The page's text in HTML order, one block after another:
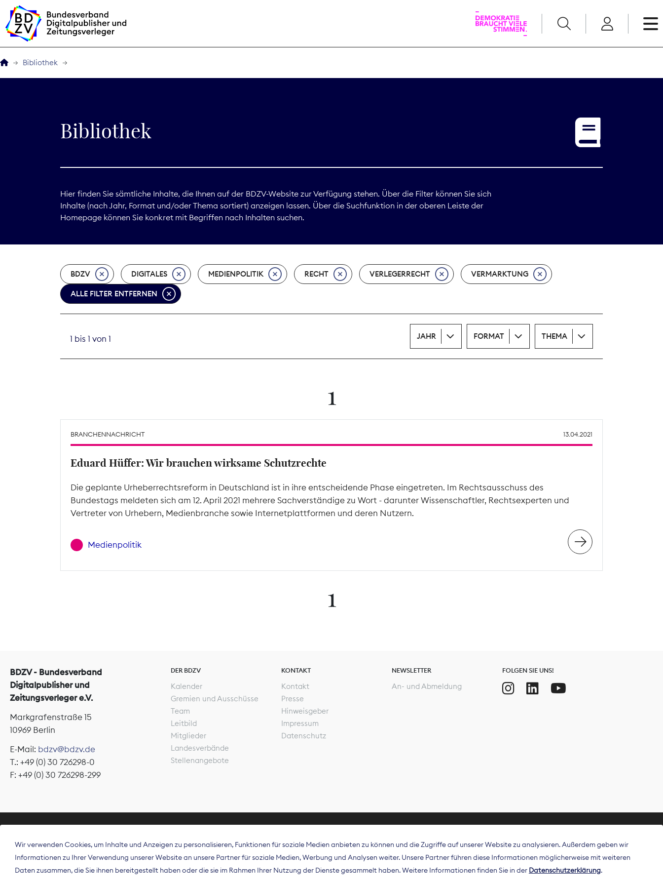
BDZVplus GmbH
Service
Print
Bibliothek
Bibliothek
Hier finden Sie sämtliche Inhalte, die Ihnen auf der BDZV-Website zur Verfügung stehen. Über die Filter können Sie sich
Inhalte (nach Jahr, Format und/oder Thema sortiert) anzeigen lassen. Über die Suchfunktion in der oberen Leiste der
Homepage können Sie konkret mit Begriffen nach Inhalten suchen.
BDZV DIGITALES MEDIENPOLITIK RECHT VERLEGERRECHT VERMARKTUNG
ALLE FILTER ENTFERNEN
1 bis 1 von 1 JAHR FORMAT THEMA
1
BRANCHENNACHRICHT 13.04.2021
Eduard Hüffer: Wir brauchen wirksame Schutzrechte
Die geplante Urheberrechtsreform in Deutschland ist in ihre entscheidende Phase eingetreten. Im Rechtsausschuss des
Bundestags meldeten sich am 12. April 2021 mehrere Sachverständige zu Wort - darunter Wissenschaftler, Rechtsexperten und
Vertreter von Urhebern, Medienbranche sowie Internetplattformen und deren Nutzern.
Medienpolitik
1
BDZV - Bundesverband
Digitalpublisher und
Zeitungsverleger e.V.
Markgrafenstraße 15
10969 Berlin
E-Mail: bdzv@bdzv.de
T.: +49 (0) 30 726298-0
F: +49 (0) 30 726298-299
DER BDZV
Kalender
Gremien und Ausschüsse
Team
Leitbild
Mitglieder
Landesverbände
Stellenangebote
KONTAKT
Kontakt
Presse
Hinweisgeber
Impressum
Datenschutz
NEWSLETTER
An- und Abmeldung
FOLGEN SIE UNS!
Der Bundesverband Digitalpublisher und Zeitungsverleger (BDZV) vertritt als
Spitzenorganisation die Interessen der Zeitungsverlage und digitalen Publisher in
Deutschland und auf EU-Ebene.
Wir verwenden Cookies, um Inhalte und Anzeigen zu personalisieren, Funktionen für soziale Medien anbieten zu können und die Zugriffe auf unserer Website zu analysieren. Außerdem geben wir
Informationen zu Ihrer Verwendung unserer Website an unsere Partner für soziale Medien, Werbung und Analysen weiter. Unsere Partner führen diese Informationen möglicherweise mit weiteren
Daten zusammen, die Sie ihnen bereitgestellt haben oder die sie im Rahmen Ihrer Nutzung der Dienste gesammelt haben. Weitere Informationen finden Sie in der Datenschutzerklärung.